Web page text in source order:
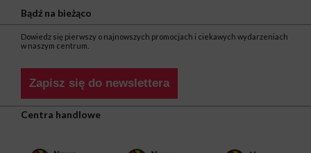
Bądź na bieżąco
Dowiedz się pierwszy o najnowszych promocjach i ciekawych wydarzeniach
w naszym centrum.
Zapisz się do newslettera
Centra handlowe